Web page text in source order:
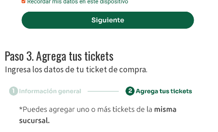
Paso 3. Agrega tus tickets
Ingresa los datos de tu ticket de compra.